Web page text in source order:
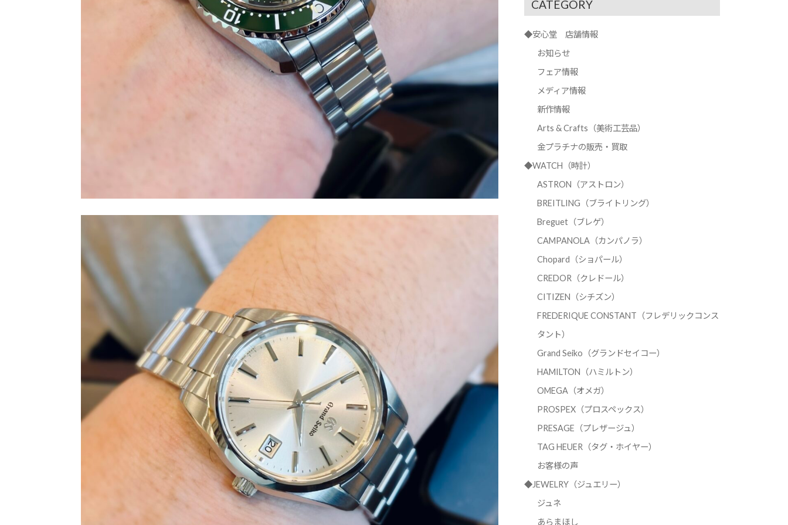
CATEGORY
◆安心堂 店舗情報
お知らせ
フェア情報
メディア情報
新作情報
Arts & Crafts（美術工芸品）
金プラチナの販売・買取
◆WATCH（時計）
ASTRON（アストロン）
BREITLING（ブライトリング）
Breguet（ブレゲ）
CAMPANOLA（カンパノラ）
Chopard（ショパール）
CREDOR（クレドール）
CITIZEN（シチズン）
FREDERIQUE CONSTANT（フレデリックコンス
タント）
Grand Seiko（グランドセイコー）
HAMILTON（ハミルトン）
OMEGA（オメガ）
PROSPEX（プロスペックス）
PRESAGE（プレザージュ）
TAG HEUER（タグ・ホイヤー）
お客様の声
◆JEWELRY（ジュエリー）
ジュネ
あらまほし